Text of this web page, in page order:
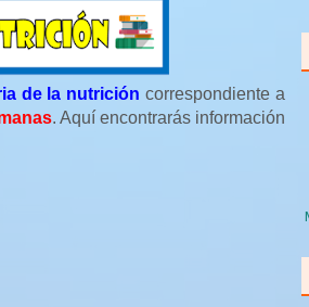
de la nutrición correspondiente a
. Aquí encontrarás información